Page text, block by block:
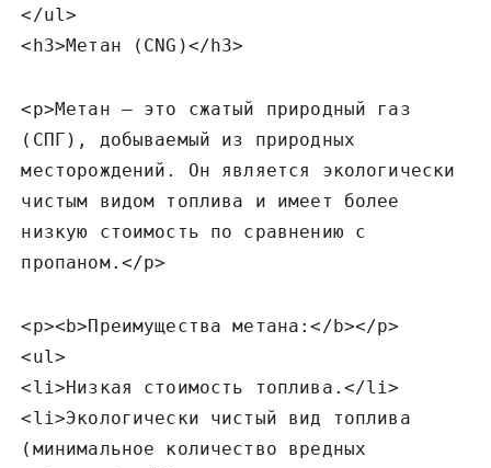
</ul>
<h3>Метан (CNG)</h3>
<p>Метан – это сжатый природный газ
(СПГ)‚ добываемый из природных
месторождений. Он является экологически
чистым видом топлива и имеет более
низкую стоимость по сравнению с
пропаном.</p>
<p><b>Преимущества метана:</b></p>
<ul>
<li>Низкая стоимость топлива.</li>
<li>Экологически чистый вид топлива
(минимальное количество вредных